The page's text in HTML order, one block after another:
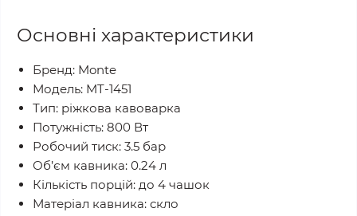
Основні характеристики
Бренд: Monte
Модель: MT-1451
Тип: ріжкова кавоварка
Потужність: 800 Вт
Робочий тиск: 3.5 бар
Об’єм кавника: 0.24 л
Кількість порцій: до 4 чашок
Матеріал кавника: скло